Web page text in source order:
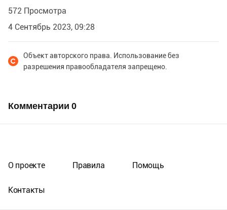
572 Просмотра
4 Сентябрь 2023, 09:28
Объект авторского права. Использование без
разрешения правообладателя запрещено.
Комментарии 0
О проекте Правила Помощь
Контакты